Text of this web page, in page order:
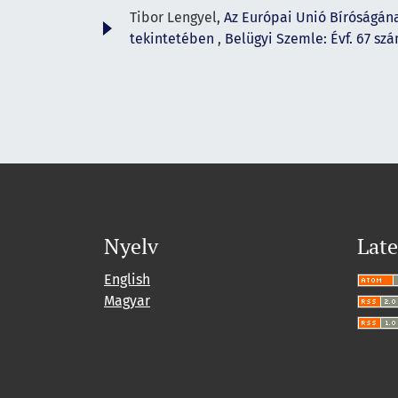
Tibor Lengyel, Az Európai Unió
tekintetében , Belügyi Szemle: Évf. 67
Nyelv
English
Magyar